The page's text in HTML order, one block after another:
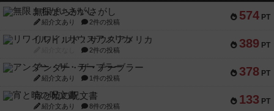
574 PT
無限まちがいさがし
紹介文あり 2件の投稿
389 PT
リワイルド：サウスアメリカ
2件の投稿
378 PT
アンダー・ザ・テーブラー
紹介文あり 1件の投稿
133 PT
宵と暁の呪文書
紹介文あり 8件の投稿